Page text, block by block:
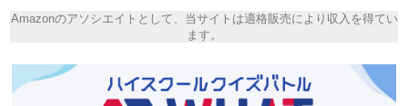
Amazonのアソシエイトとして、当サイトは適格販売により収入を得てい
ます。